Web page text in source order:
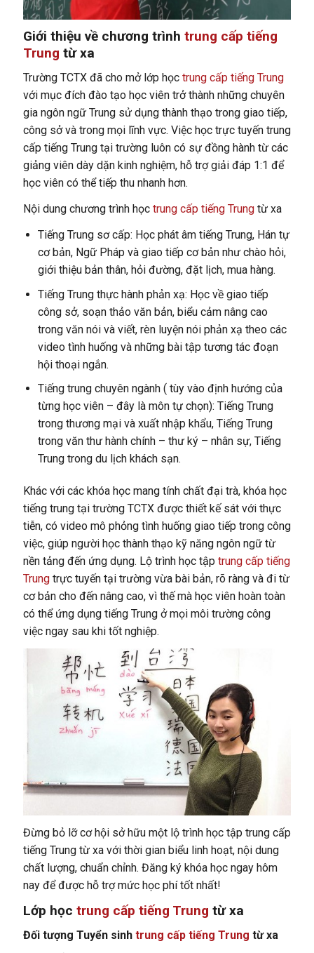
Giới thiệu về chương trình trung cấp tiếng
Trung từ xa
Trường TCTX đã cho mở lớp học trung cấp tiếng Trung
với mục đích đào tạo học viên trở thành những chuyên
gia ngôn ngữ Trung sử dụng thành thạo trong giao tiếp,
công sở và trong mọi lĩnh vực. Việc học trực tuyến trung
cấp tiếng Trung tại trường luôn có sự đồng hành từ các
giảng viên dày dặn kinh nghiệm, hỗ trợ giải đáp 1:1 để
học viên có thể tiếp thu nhanh hơn.
Nội dung chương trình học trung cấp tiếng Trungtừ xa
Tiếng Trung sơ cấp: Học phát âm tiếng Trung, Hán tự
cơ bản, Ngữ Pháp và giao tiếp cơ bản như chào hỏi,
giới thiệu bản thân, hỏi đường, đặt lịch, mua hàng.
Tiếng Trung thực hành phản xạ: Học về giao tiếp
công sở, soạn thảo văn bản, biểu cảm nâng cao
trong văn nói và viết, rèn luyện nói phản xạ theo các
video tình huống và những bài tập tương tác đoạn
hội thoại ngắn.
Tiếng trung chuyên ngành ( tùy vào định hướng của
từng học viên – đây là môn tự chọn): Tiếng Trung
trong thương mại và xuất nhập khẩu, Tiếng Trung
trong văn thư hành chính – thư ký – nhân sự, Tiếng
Trung trong du lịch khách sạn.
Khác với các khóa học mang tính chất đại trà, khóa học
tiếng trung tại trường TCTX được thiết kế sát với thực
tiễn, có video mô phỏng tình huống giao tiếp trong công
việc, giúp người học thành thạo kỹ năng ngôn ngữ từ
nền tảng đến ứng dụng. Lộ trình học tập trung cấp tiếng
Trungtrực tuyến tại trường vừa bài bản, rõ ràng và đi từ
cơ bản cho đến nâng cao, vì thế mà học viên hoàn toàn
có thể ứng dụng tiếng Trung ở mọi môi trường công
việc ngay sau khi tốt nghiệp.
Đừng bỏ lỡ cơ hội sở hữu một lộ trình học tập trung cấp
tiếng Trung từ xa với thời gian biểu linh hoạt, nội dung
chất lượng, chuẩn chỉnh. Đăng ký khóa học ngay hôm
nay để được hỗ trợ mức học phí tốt nhất!
Lớp học trung cấp tiếng Trung từ xa
Đối tượng Tuyển sinh trung cấp tiếng Trung từ xa